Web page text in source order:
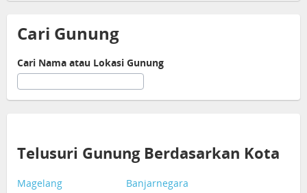
Cari Gunung
Cari Nama atau Lokasi Gunung
Telusuri Gunung Berdasarkan Kota
Magelang
Banjarnegara